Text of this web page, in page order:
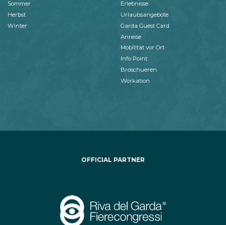
Sommer
Herbst
Winter
Erlebnisse
Urlaubsangebote
Garda Guest Card
Anreise
Mobilität vor Ort
Info Point
Broschueren
Workation
OFFICIAL PARTNER